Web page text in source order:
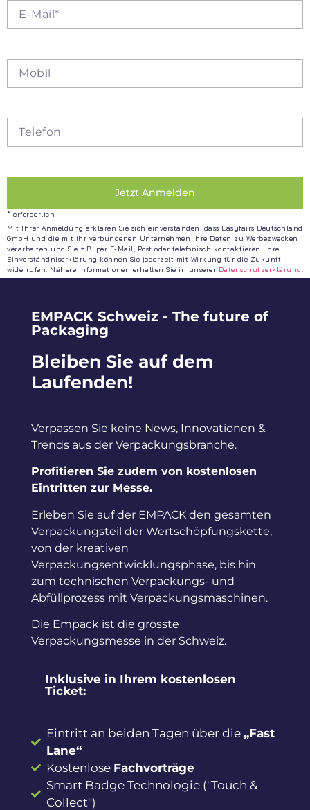
Jetzt Anmelden
* erforderlich
Mit Ihrer Anmeldung erklären Sie sich einverstanden, dass Easyfairs Deutschland
GmbH und die mit ihr verbundenen Unternehmen Ihre Daten zu Werbezwecken
verarbeiten und Sie z.B. per E-Mail, Post oder telefonisch kontaktieren. Ihre
Einverständniserklärung können Sie jederzeit mit Wirkung für die Zukunft
widerrufen. Nähere Informationen erhalten Sie in unserer Datenschutzerklärung.
EMPACK Schweiz - The future of
Packaging
Bleiben Sie auf dem
Laufenden!
Verpassen Sie keine News, Innovationen &
Trends aus der Verpackungsbranche.
Profitieren Sie zudem von kostenlosen
Eintritten zur Messe.
Erleben Sie auf der EMPACK den gesamten
Verpackungsteil der Wertschöpfungskette,
von der kreativen
Verpackungsentwicklungsphase, bis hin
zum technischen Verpackungs- und
Abfüllprozess mit Verpackungsmaschinen.
Die Empack ist die grösste
Verpackungsmesse in der Schweiz.
Inklusive in Ihrem kostenlosen
Ticket:
Eintritt an beiden Tagen über die„Fast
Lane“
Kostenlose Fachvorträge
Smart Badge Technologie ("Touch &
Collect")